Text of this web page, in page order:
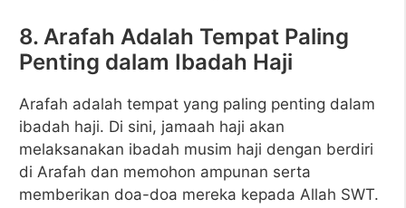
8. Arafah Adalah Tempat Paling
Penting dalam Ibadah Haji
Arafah adalah tempat yang paling penting dalam
ibadah haji. Di sini, jamaah haji akan
melaksanakan ibadah musim haji dengan berdiri
di Arafah dan memohon ampunan serta
memberikan doa-doa mereka kepada Allah SWT.